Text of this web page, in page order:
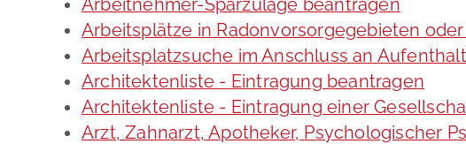
Arbeitsplätze in Radonvorsorgegebieten
Arbeitsplatzsuche im Anschluss an
Architektenliste - Eintragung beantragen
Architektenliste - Eintragung einer
Arzt, Zahnarzt, Apotheker, Psychologischer